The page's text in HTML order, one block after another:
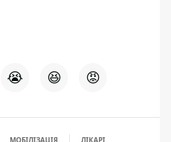
😭 😆 😡
МОБІЛІЗАЦІЯ ЛІКАРІ